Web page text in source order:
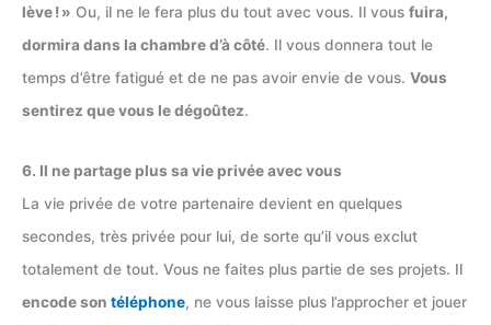
lève ! » Ou, il ne le fera plus du tout avec vous. Il vous fuira,
dormira dans la chambre d’à côté. Il vous donnera tout le
temps d’être fatigué et de ne pas avoir envie de vous. Vous
sentirez que vous le dégoûtez.
6. Il ne partage plus sa vie privée avec vous
La vie privée de votre partenaire devient en quelques
secondes, très privée pour lui, de sorte qu’il vous exclut
totalement de tout. Vous ne faites plus partie de ses projets. Il
encode son téléphone, ne vous laisse plus l’approcher et jouer